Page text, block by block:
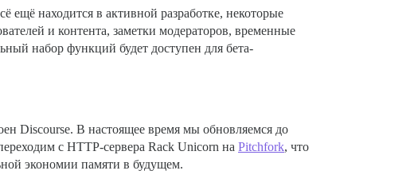
ещё находится в активной разработке, некоторые
и контента, заметки модераторов, временные
набор функций будет доступен для бета-
Discourse. В настоящее время мы обновляемся до
с HTTP-сервера Rack Unicorn на Pitchfork, что
экономии памяти в будущем.